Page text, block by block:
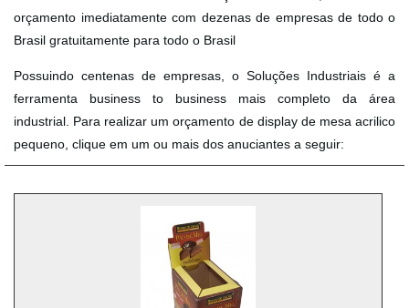
orçamento imediatamente com dezenas de empresas de todo o
Brasil gratuitamente para todo o Brasil
Possuindo centenas de empresas, o Soluções Industriais é a
ferramenta business to business mais completo da área
industrial. Para realizar um orçamento de display de mesa acrilico
pequeno, clique em um ou mais dos anuciantes a seguir: